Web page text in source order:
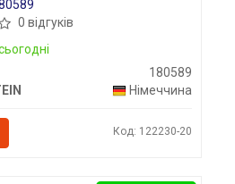
0 відгуків
180589
Німеччина
Код: 122230-20